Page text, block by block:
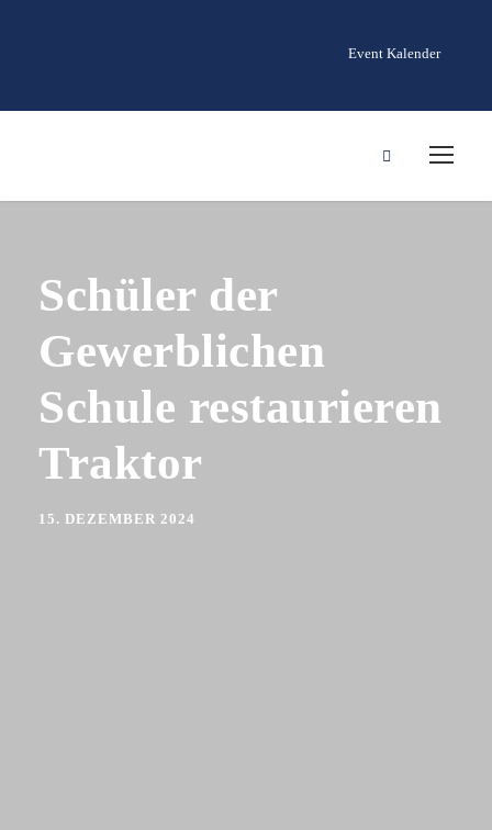
Event Kalender
Schüler der
Gewerblichen
Schule restaurieren
Traktor
15. DEZEMBER 2024